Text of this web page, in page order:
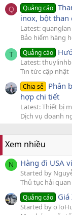
Q Quảng cáo
inox, bột than
Latest: quanglan
Bảo hiểm hàng
T Quảng cáo
Latest:
Tin tức cập nhật
Chia sẻ Phân
hợp chi tiết
Latest: Thiết bị
Dịch vụ doanh
Xem nhiều
N Hàng đi USA
Started by
Thủ tục hải quan
Quảng cáo
Started by